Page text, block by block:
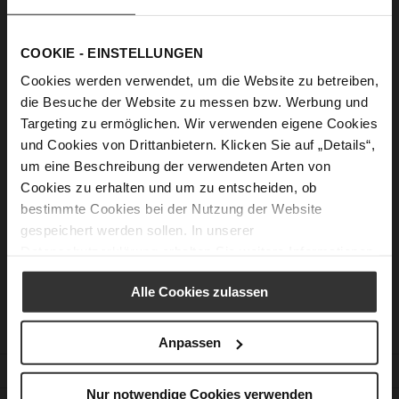
COOKIE - EINSTELLUNGEN
Cookies werden verwendet, um die Website zu betreiben,
die Besuche der Website zu messen bzw. Werbung und
Targeting zu ermöglichen. Wir verwenden eigene Cookies
und Cookies von Drittanbietern. Klicken Sie auf „Details“,
um eine Beschreibung der verwendeten Arten von
Cookies zu erhalten und um zu entscheiden, ob
bestimmte Cookies bei der Nutzung der Website
gespeichert werden sollen. In unserer
Alle Cookies zulassen
Anpassen
Nur notwendige Cookies verwenden
Show Password
Forgot Your Password?
New Customers
Creating an account has many benefits: check out faster, keep
more than one address, track orders and more.
CUSTOMER SERVICE